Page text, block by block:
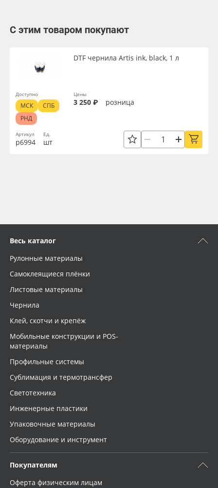
С этим товаром покупают
Артикул
р6994
DTF чернила Artis ink, black, 1 л
Ед.
шт
Цены
3 250 ₽ розница
Доступно
МСК
СПБ
РНД
Весь каталог
Рулонные материалы
Самоклеящиеся плёнки
Листовые материалы
Чернила
Клей, скотчи и крепёж
Мобильные конструкции и POS-
материалы
Профильные системы
Сублимация и термотрансфер
Светотехника
Инженерные пластики
Упаковочные материалы
Оборудование и инструмент
Покупателям
Оферта физическим лицам